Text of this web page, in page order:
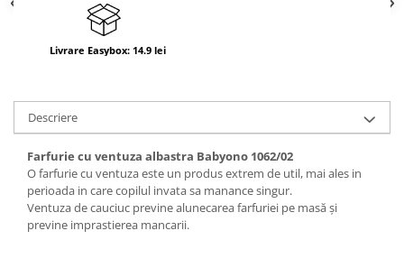
Leagane copii
Mese de infasat 50 x 70 cm Tega
Mese de infasat capat inchis 50x70
cm
Mese de infasat COMFORT 50x70
cm
Mese de infasat COMFORT 50x80
cm
Livrare Easybox: 14.9 lei
Descriere
Farfurie cu ventuza albastra Babyono 1062/02
O farfurie cu ventuza este un produs extrem de util, mai ales in
perioada in care copilul invata sa manance singur.
Ventuza de cauciuc previne alunecarea farfuriei pe masă și
previne imprastierea mancarii.